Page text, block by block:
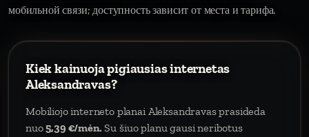
мобильной связи; доступность зависит от места и тарифа.
Kiek kainuoja pigiausias internetas
Aleksandravas?
Mobiliojo interneto planai Aleksandravas prasideda
nuo5,39 €/mėn. Su šiuo planu gausi neribotus